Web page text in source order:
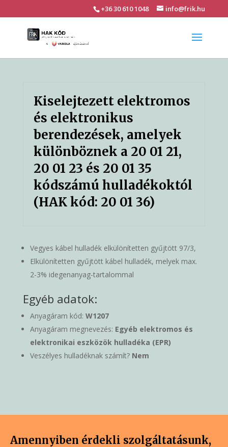
+36 30 610 1048 info@frik.hu
Kiselejtezett elektromos
és elektronikus
berendezések, amelyek
különböznek a 20 01 21,
20 01 23 és 20 01 35
kódszámú hulladékoktól
(HAK kód: 20 01 36)
Vegyes kábel hulladék elkülönítetten gyűjtött 97/3,
Elkülönítetten gyűjtött kábel hulladék, melyek max.
2-3% idegenanyag-tartalommal
Egyéb adatok:
Anyagáram kód: W1207
Anyagáram megnevezés: Egyéb elektromos és
elektronikai eszközök hulladéka (EPR)
Veszélyes hulladéknak számít? Nem
Amennyiben érdekli szolgáltatásunk,